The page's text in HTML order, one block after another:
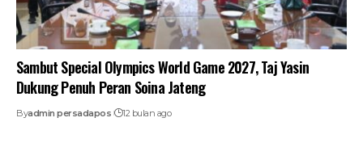
Sambut Special Olympics World Game 2027, Taj Yasin
Dukung Penuh Peran Soina Jateng
Byadmin persadapos 12 bulan ago